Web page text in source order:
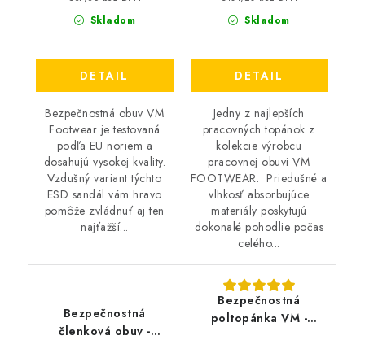
Skladom
DETAIL
Bezpečnostná obuv VM
Footwear je testovaná
podľa EU noriem a
dosahujú vysokej kvality.
Vzdušný variant týchto
ESD sandál vám hravo
pomôže zvládnuť aj ten
najťažší...
Skladom
DETAIL
Jedny z najlepších
pracovných topánok z
kolekcie výrobcu
pracovnej obuvi VM
FOOTWEAR. Priedušné a
vlhkosť absorbujúce
materiály poskytujú
dokonalé pohodlie počas
celého...
Bezpečnostná
členková obuv -
Bezpečnostná
poltopánka VM -